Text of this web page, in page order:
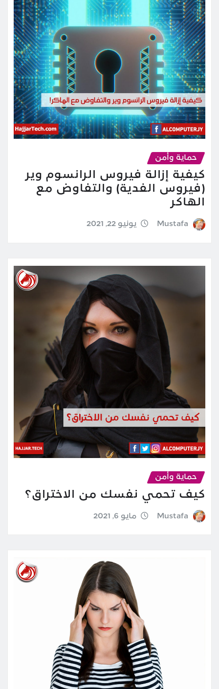
حماية وأمن
كيفية إزالة فيروس الرانسوم وير
(فيروس الفدية) والتفاوض مع
الهاكر
Mustafa يونيو 22, 2021
حماية وأمن
كيف تحمي نفسك من الاختراق؟
Mustafa مايو 6, 2021